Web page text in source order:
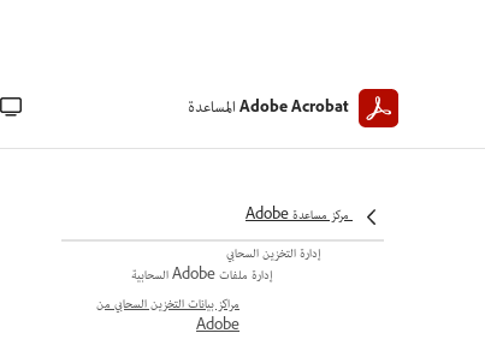
Adobe Acrobat المساعدة
مركز مساعدة Adobe
مشاركة المستندات المعبأة والموقعة
تعبئة تنسيقات الملفات المدعومة
إدارة التخزين السحابي
إدارة ملفات Adobe السحابية
مراكز بيانات التخزين السحابي من
Adobe